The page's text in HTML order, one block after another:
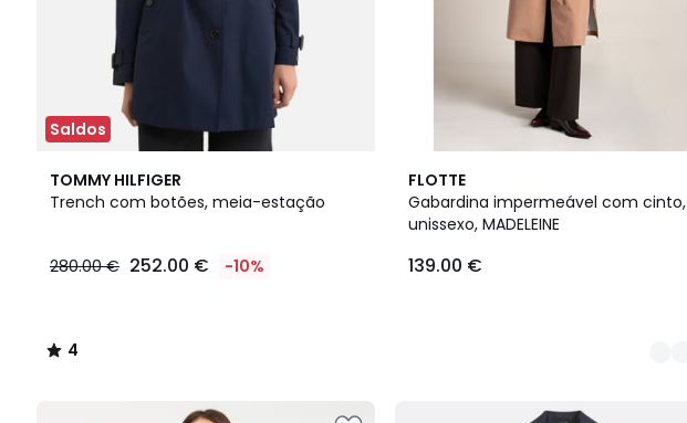
Saldos
TOMMY HILFIGER
Trench com botões, meia-estação
280.00 € 252.00 € -10%
4
/
4
/
FLOTTE
Gabardina impermeável com cinto,
unissexo, MADELEINE
139.00 €
2
Cores